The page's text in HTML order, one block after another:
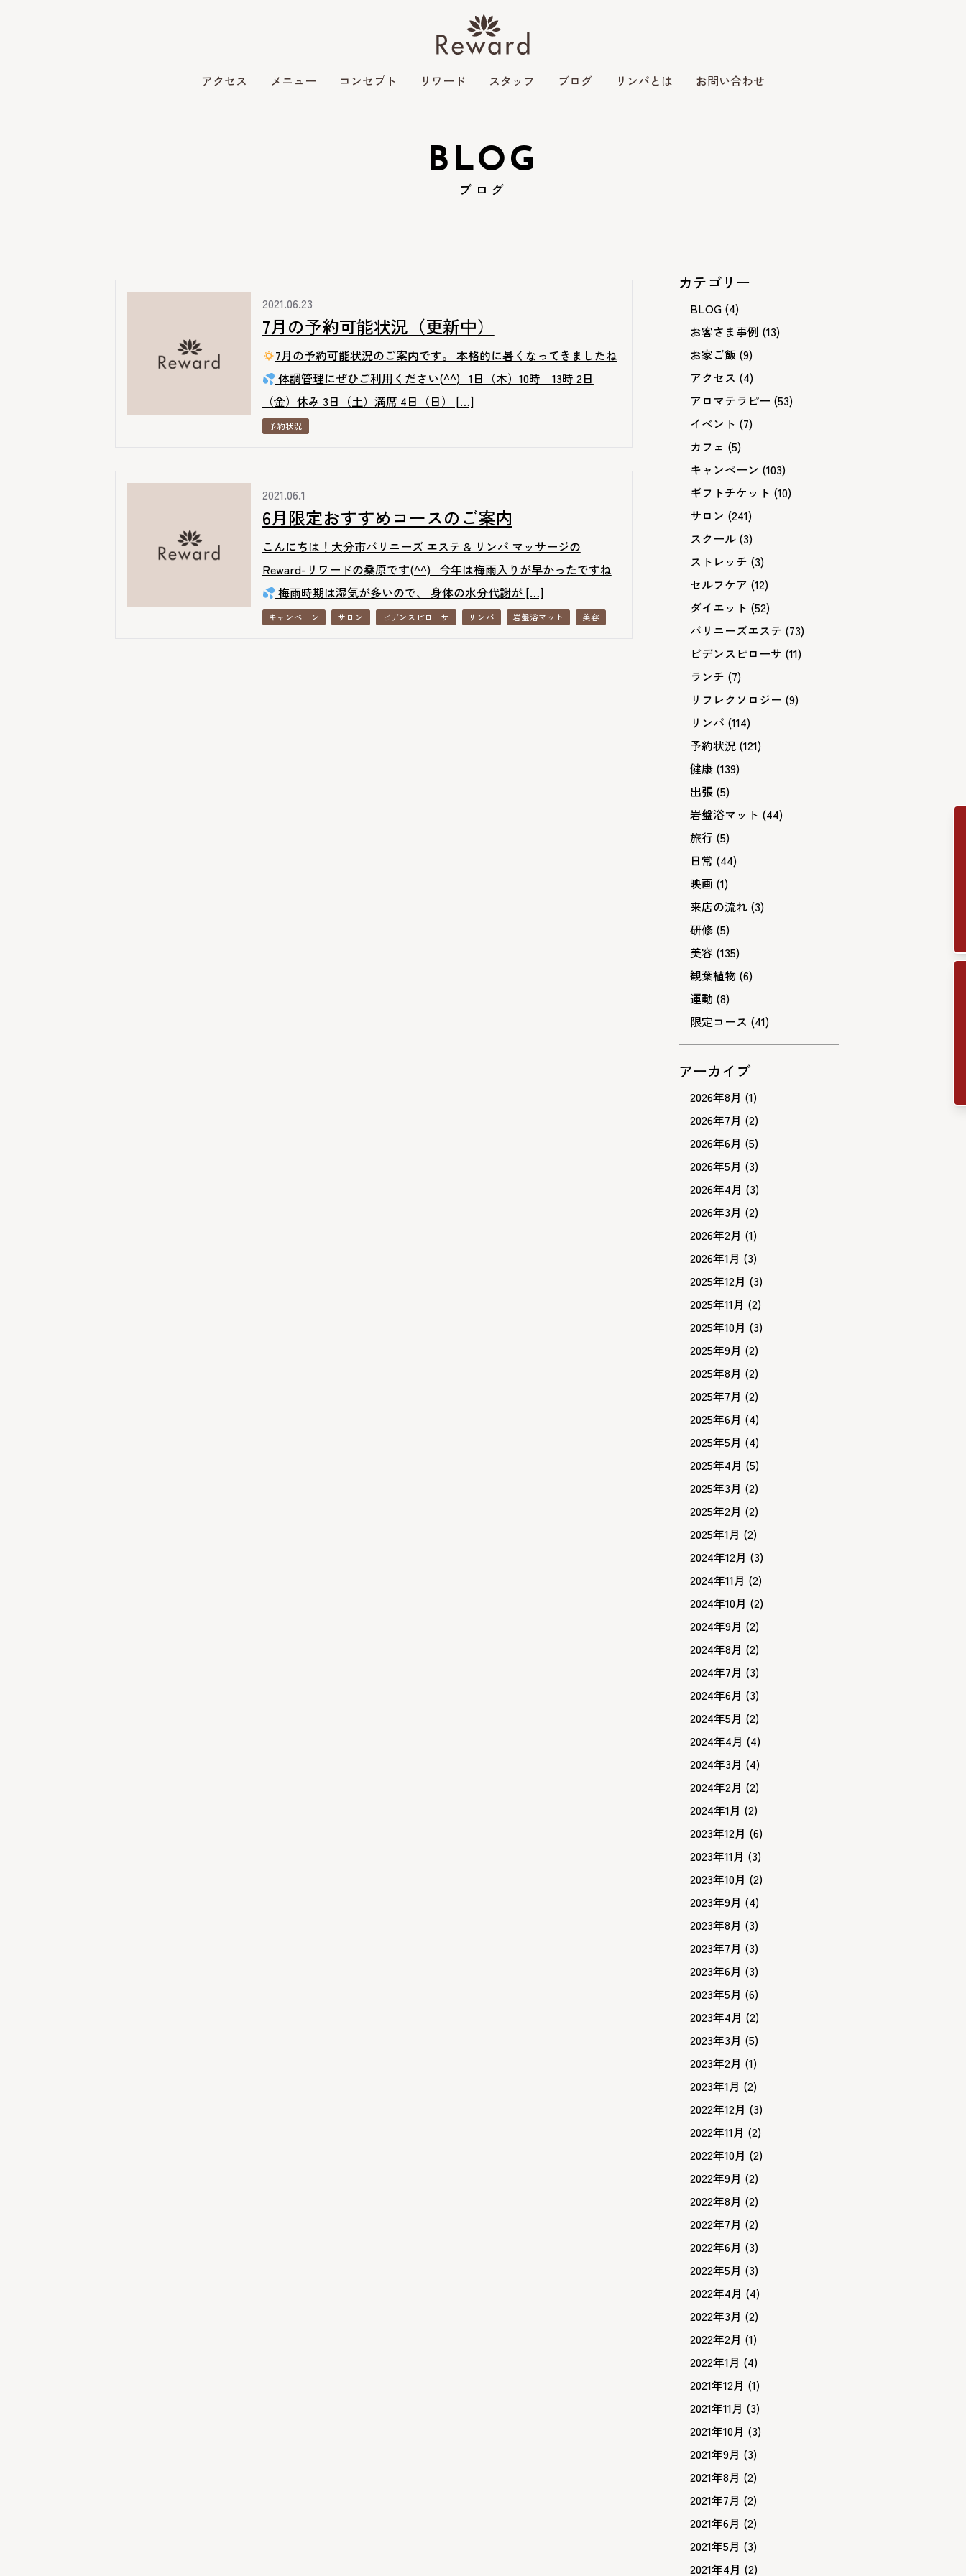
アクセス メニュー コンセプト リワード スタッフ ブログ リンパとは お問い合わせ
BLOG
ブログ
2021.06.23
7月の予約可能状況（更新中）
7月の予約可能状況のご案内です。 本格的に暑くなってきましたね
体調管理にぜひご利用ください(^^) 1日（木）10時 13時 2日
（金）休み 3日（土）満席 4日（日） […]
予約状況
2021.06.1
6月限定おすすめコースのご案内
こんにちは！大分市バリニーズ エステ & リンパ マッサージの
Reward-リワードの桑原です(^^) 今年は梅雨入りが早かったですね
梅雨時期は湿気が多いので、 身体の水分代謝が […]
キャンペーン サロン ビデンスピローサ リンパ 岩盤浴マット 美容
カテゴリー
BLOG (4)
お客さま事例 (13)
お家ご飯 (9)
アクセス (4)
アロマテラピー (53)
イベント (7)
カフェ (5)
キャンペーン (103)
ギフトチケット (10)
サロン (241)
スクール (3)
ストレッチ (3)
セルフケア (12)
ダイエット (52)
バリニーズエステ (73)
ビデンスピローサ (11)
ランチ (7)
リフレクソロジー (9)
リンパ (114)
予約状況 (121)
健康 (139)
出張 (5)
岩盤浴マット (44)
旅行 (5)
日常 (44)
映画 (1)
来店の流れ (3)
研修 (5)
美容 (135)
観葉植物 (6)
運動 (8)
限定コース (41)
アーカイブ
2026年8月 (1)
2026年7月 (2)
2026年6月 (5)
2026年5月 (3)
2026年4月 (3)
2026年3月 (2)
2026年2月 (1)
2026年1月 (3)
2025年12月 (3)
2025年11月 (2)
2025年10月 (3)
2025年9月 (2)
2025年8月 (2)
2025年7月 (2)
2025年6月 (4)
2025年5月 (4)
2025年4月 (5)
2025年3月 (2)
2025年2月 (2)
2025年1月 (2)
2024年12月 (3)
2024年11月 (2)
2024年10月 (2)
2024年9月 (2)
2024年8月 (2)
2024年7月 (3)
2024年6月 (3)
2024年5月 (2)
2024年4月 (4)
2024年3月 (4)
2024年2月 (2)
2024年1月 (2)
2023年12月 (6)
2023年11月 (3)
2023年10月 (2)
2023年9月 (4)
2023年8月 (3)
2023年7月 (3)
2023年6月 (3)
2023年5月 (6)
2023年4月 (2)
2023年3月 (5)
2023年2月 (1)
2023年1月 (2)
2022年12月 (3)
2022年11月 (2)
2022年10月 (2)
2022年9月 (2)
2022年8月 (2)
2022年7月 (2)
2022年6月 (3)
2022年5月 (3)
2022年4月 (4)
2022年3月 (2)
2022年2月 (1)
2022年1月 (4)
2021年12月 (1)
2021年11月 (3)
2021年10月 (3)
2021年9月 (3)
2021年8月 (2)
2021年7月 (2)
2021年6月 (2)
2021年5月 (3)
2021年4月 (2)